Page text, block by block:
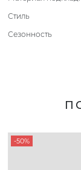
Стиль
Сезонность
-50%